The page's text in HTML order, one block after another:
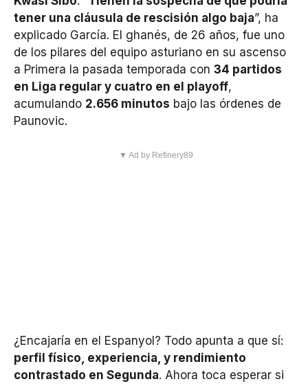
tener una cláusula de rescisión algo baja”, ha
explicado García. El ghanés, de 26 años, fue uno
de los pilares del equipo asturiano en su ascenso
a Primera la pasada temporada con 34 partidos
en Liga regular y cuatro en el playoff,
acumulando 2.656 minutos bajo las órdenes de
Paunovic.
▼ Ad by Refinery89
¿Encajaría en el Espanyol? Todo apunta a que sí:
perfil físico, experiencia, y rendimiento
contrastado en Segunda. Ahora toca esperar si